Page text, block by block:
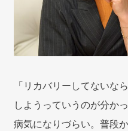
「リカバリーしてないな
しようっていうのが分か
病気になりづらい。普段